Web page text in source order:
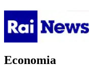
Economia